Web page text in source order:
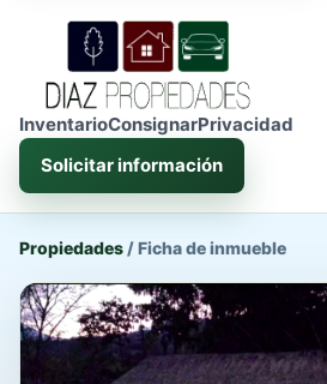
InventarioConsignarPrivacidad
Solicitar información
Propiedades /Ficha de inmueble